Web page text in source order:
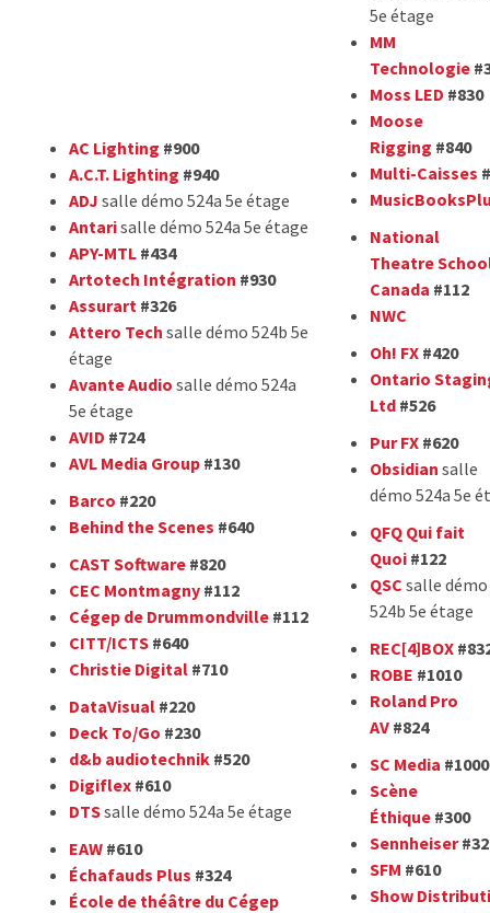
AC Lighting #900
A.C.T. Lighting #940
ADJ salle démo 524a 5e étage
Antarisalle démo 524a 5e étage
APY-MTL #434
Artotech Intégration #930
Assurart #326
Attero Tech salle démo 524b 5e
étage
Avante Audio salle démo 524a
5e étage
AVID #724
AVL Media Group #130
Barco #220
Behind the Scenes #640
CAST Software #820
CEC Montmagny #112
Cégep de Drummondville #112
CITT/ICTS #640
Christie Digital #710
DataVisual #220
Deck To/Go #230
d&b audiotechnik #520
Digiflex #610
DTSsalle démo 524a 5e étage
EAW #610
Échafauds Plus #324
École de théâtre du Cégep
5e étage
MM
Technologie
Moss LED #830
Moose
Rigging #840
Multi-Caisses
National
Theatre
Canada #112
NWC
Oh! FX #420
Ontario
Ltd #526
Pur FX #620
Obsidian salle
démo 524a 5e
QFQ Qui fait
Quoi #122
QSC salle démo
524b 5e étage
REC[4]BOX
ROBE #1010
Roland Pro
AV #824
SC Media #1000
Scène
Éthique #300
Sennheiser
SFM #610
Show